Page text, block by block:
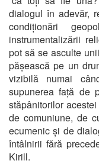
dialogul în adevăr,
condiționări
instrumentalizării
pot să se asculte
pășească pe un
vizibilă numai
supunerea față de
stăpânitorilor
de comuniune, de
ecumenic și de
întâlnirii fără
Kirill.